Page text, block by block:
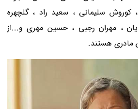
سلیمانی ، سعید راد ، گلچهره
، مهران رجبی ، حسین مهری و...از
مادری هستند.